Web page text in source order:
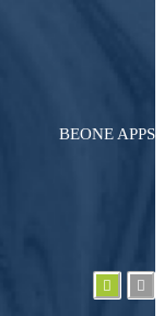
BEONE APPS